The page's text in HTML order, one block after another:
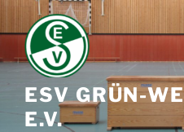
Zum
Inhalt
springen
ESV GRÜN-
.V.